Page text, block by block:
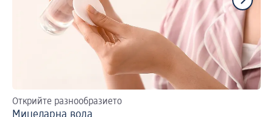
Открийте разнообразието
Мицеларна вода